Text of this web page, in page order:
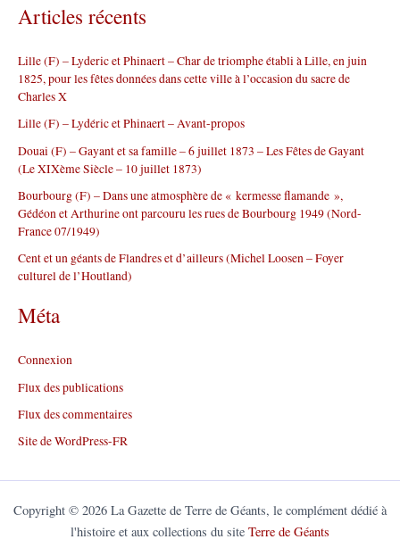
h
e
c
h
e
r
:
Articles récents
Lille (F) – Lyderic et Phinaert – Char de triomphe établi à Lille, en juin
1825, pour les fêtes données dans cette ville à l’occasion du sacre de
Charles X
Lille (F) – Lydéric et Phinaert – Avant-propos
Douai (F) – Gayant et sa famille – 6 juillet 1873 – Les Fêtes de Gayant
(Le XIXème Siècle – 10 juillet 1873)
Bourbourg (F) – Dans une atmosphère de « kermesse flamande »,
Gédéon et Arthurine ont parcouru les rues de Bourbourg 1949 (Nord-
France 07/1949)
Cent et un géants de Flandres et d’ailleurs (Michel Loosen – Foyer
culturel de l’Houtland)
Méta
Connexion
Flux des publications
Flux des commentaires
Site de WordPress-FR
Copyright © 2026 La Gazette de Terre de Géants, le complément dédié à
l'histoire et aux collections du site Terre de Géants